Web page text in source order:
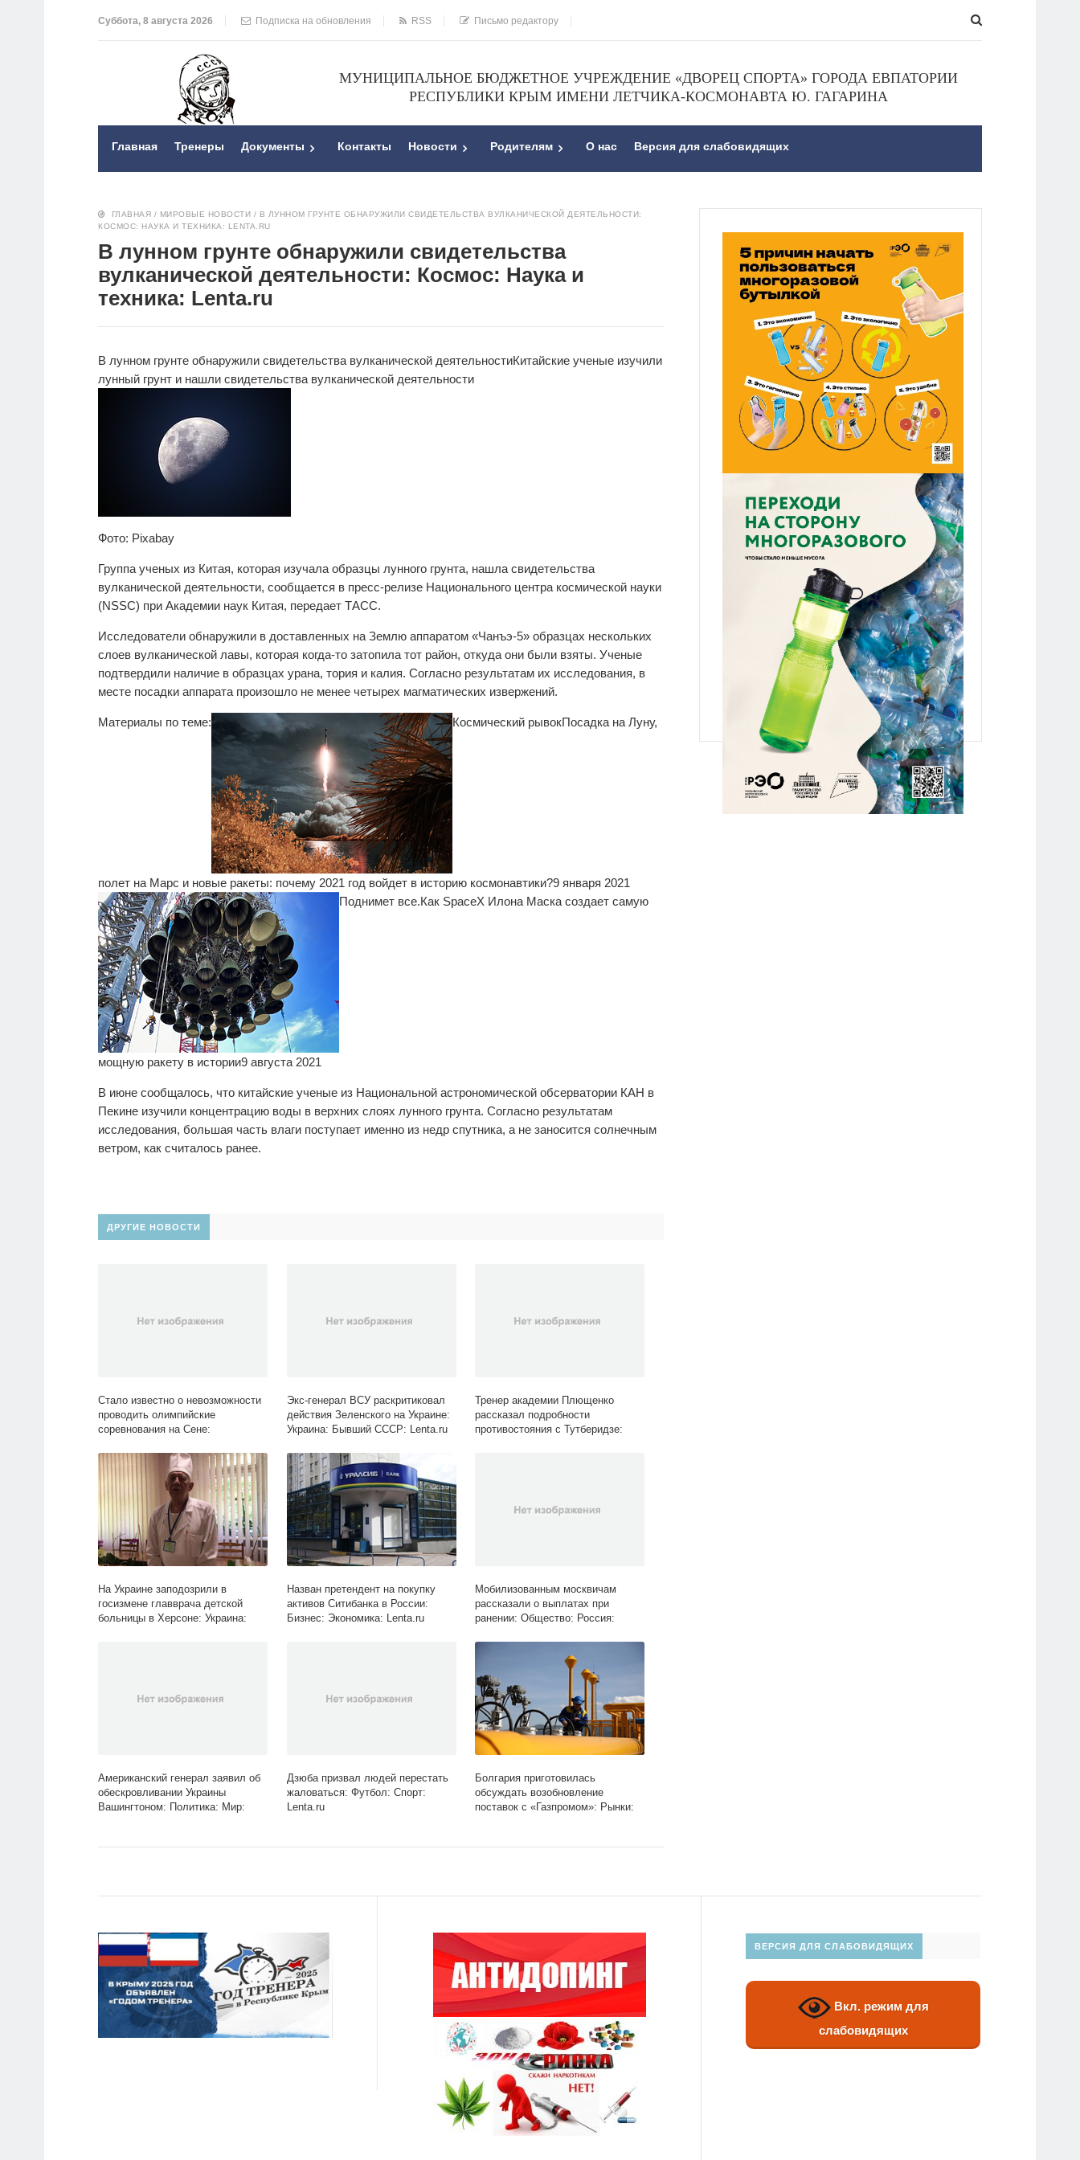
Суббота, 8 августа 2026 Подписка на обновления RSS Письмо редактору
МУНИЦИПАЛЬНОЕ БЮДЖЕТНОЕ УЧРЕЖДЕНИЕ «ДВОРЕЦ СПОРТА» ГОРОДА ЕВПАТОРИИ
РЕСПУБЛИКИ КРЫМ ИМЕНИ ЛЕТЧИКА-КОСМОНАВТА Ю. ГАГАРИНА
Главная Тренеры Документы Контакты Новости Родителям О нас Версия для слабовидящих
ГЛАВНАЯ / МИРОВЫЕ НОВОСТИ / В ЛУННОМ ГРУНТЕ ОБНАРУЖИЛИ СВИДЕТЕЛЬСТВА ВУЛКАНИЧЕСКОЙ ДЕЯТЕЛЬНОСТИ:
КОСМОС: НАУКА И ТЕХНИКА: LENTA.RU
В лунном грунте обнаружили свидетельства
вулканической деятельности: Космос: Наука и
техника: Lenta.ru
В лунном грунте обнаружили свидетельства вулканической деятельностиКитайские ученые изучили
лунный грунт и нашли свидетельства вулканической деятельности
Фото: Pixabay
Группа ученых из Китая, которая изучала образцы лунного грунта, нашла свидетельства
вулканической деятельности, сообщается в пресс-релизе Национального центра космической науки
(NSSC) при Академии наук Китая, передает ТАСС.
Исследователи обнаружили в доставленных на Землю аппаратом «Чанъэ-5» образцах нескольких
слоев вулканической лавы, которая когда-то затопила тот район, откуда они были взяты. Ученые
подтвердили наличие в образцах урана, тория и калия. Согласно результатам их исследования, в
месте посадки аппарата произошло не менее четырех магматических извержений.
Материалы по теме: Космический рывокПосадка на Луну,
полет на Марс и новые ракеты: почему 2021 год войдет в историю космонавтики?9 января 2021
Поднимет все.Как SpaceX Илона Маска создает самую
мощную ракету в истории9 августа 2021
В июне сообщалось, что китайские ученые из Национальной астрономической обсерватории КАН в
Пекине изучили концентрацию воды в верхних слоях лунного грунта. Согласно результатам
исследования, большая часть влаги поступает именно из недр спутника, а не заносится солнечным
ветром, как считалось ранее.
ДРУГИЕ НОВОСТИ
Стало известно о невозможности
проводить олимпийские
соревнования на Сене:
Экс-генерал ВСУ раскритиковал
действия Зеленского на Украине:
Украина: Бывший СССР: Lenta.ru
Тренер академии Плющенко
рассказал подробности
противостояния с Тутберидзе:
На Украине заподозрили в
госизмене главврача детской
больницы в Херсоне: Украина:
Назван претендент на покупку
активов Ситибанка в России:
Бизнес: Экономика: Lenta.ru
Мобилизованным москвичам
рассказали о выплатах при
ранении: Общество: Россия:
Американский генерал заявил об
обескровливании Украины
Вашингтоном: Политика: Мир:
Дзюба призвал людей перестать
жаловаться: Футбол: Спорт:
Lenta.ru
Болгария приготовилась
обсуждать возобновление
поставок с «Газпромом»: Рынки:
ВЕРСИЯ ДЛЯ СЛАБОВИДЯЩИХ
Вкл. режим для
слабовидящих